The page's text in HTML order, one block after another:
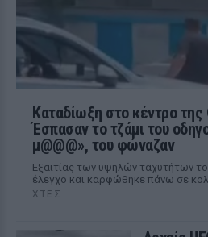
Καταδίωξη στο κέντρο
Έσπασαν το τζάμι του
μ@@@», του φώναζαν
Εξαιτίας των υψηλών ταχυτήτων
έλεγχο και καρφώθηκε πάνω σε
ΧΤΕΣ